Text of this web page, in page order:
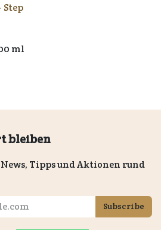
Step
ml
bleiben
Tipps und Aktionen rund
Subscribe